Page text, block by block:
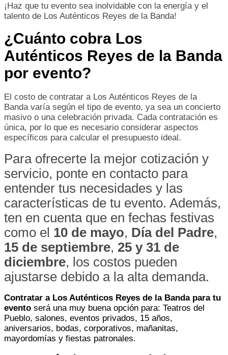
¡Haz que tu evento sea inolvidable con la energía y el
talento de Los Auténticos Reyes de la Banda!
¿Cuánto cobra Los
Auténticos Reyes de la Banda
por evento?
El costo de contratar a Los Auténticos Reyes de la
Banda varía según el tipo de evento, ya sea un concierto
masivo o una celebración privada. Cada contratación es
única, por lo que es necesario considerar aspectos
específicos para calcular el presupuesto ideal.
Para ofrecerte la mejor cotización y
servicio, ponte en contacto para
entender tus necesidades y las
características de tu evento. Además,
ten en cuenta que en fechas festivas
como el 10 de mayo, Día del Padre,
15 de septiembre, 25 y 31 de
diciembre, los costos pueden
ajustarse debido a la alta demanda.
Contratar a Los Auténticos Reyes de la Banda para tu
evento será una muy buena opción para: Teatros del
Pueblo, salones, eventos privados, 15 años,
aniversarios, bodas, corporativos, mañanitas,
mayordomías y fiestas patronales.